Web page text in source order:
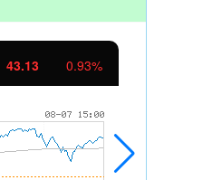
43.13 0.93%